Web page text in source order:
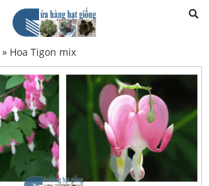
» Hoa Tigon mix